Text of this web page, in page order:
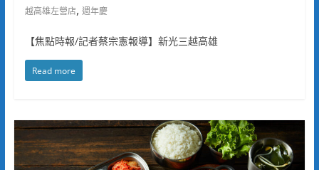
越高雄左營店, 週年慶
【焦點時報/記者蔡宗憲報導】新光三越高雄
Read more